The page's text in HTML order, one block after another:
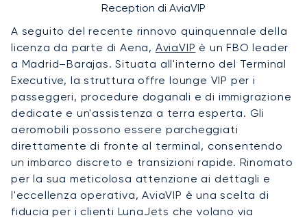
Reception di AviaVIP
A seguito del recente rinnovo quinquennale della
licenza da parte di Aena, AviaVIP è un FBO leader
a Madrid–Barajas. Situata all'interno del Terminal
Executive, la struttura offre lounge VIP per i
passeggeri, procedure doganali e di immigrazione
dedicate e un'assistenza a terra esperta. Gli
aeromobili possono essere parcheggiati
direttamente di fronte al terminal, consentendo
un imbarco discreto e transizioni rapide. Rinomato
per la sua meticolosa attenzione ai dettagli e
l'eccellenza operativa, AviaVIP è una scelta di
fiducia per i clienti LunaJets che volano via